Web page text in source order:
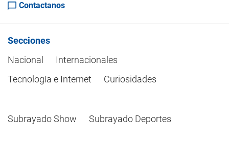
Contactanos
Secciones
Nacional
Internacionales
Tecnología e Internet
Curiosidades
Subrayado Show Subrayado Deportes